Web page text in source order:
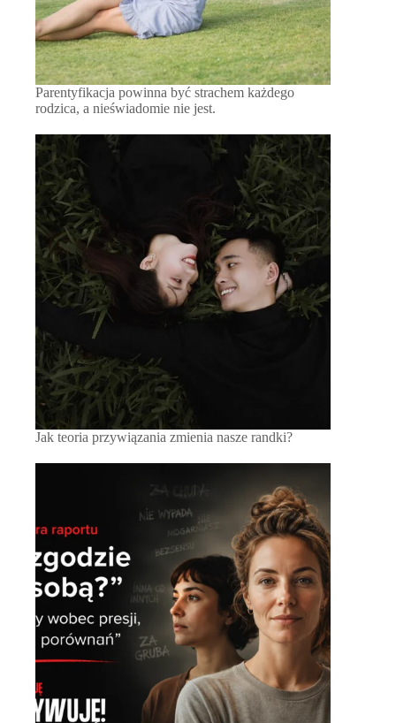
Parentyfikacja powinna być strachem każdego
rodzica, a nieświadomie nie jest.
Jak teoria przywiązania zmienia nasze randki?